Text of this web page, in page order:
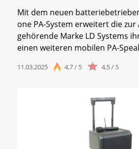
Mit dem neuen
one PA-System erweitert die
gehörende Marke LD Systems
einen weiteren mobilen PA-
11.03.2025 4,7 / 5 4,5 / 5